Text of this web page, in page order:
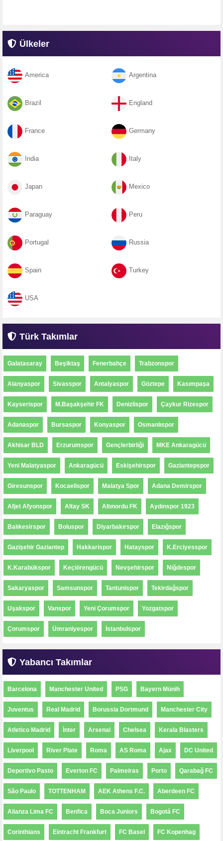
Ülkeler
America Argentina
Brazil England
France Germany
India Italy
Japan Mexico
Paraguay Peru
Portugal Russia
Spain Turkey
USA
Türk Takımlar
Galatasaray Beşiktaş Fenerbahçe Trabzonspor
Alanyaspor Sivasspor Antalyaspor Göztepe Kasımpaşa
Kayserispor M.Başakşehir FK Denizlispor Çaykur Rizespor
Adanaspor Bursaspor Konyaspor Osmanlıspor
Akhisar BLD Erzurumspor Gençlerbirliği MKE Ankaragücü
Yeni Malatyaspor Ankaragücü Eskişehirspor Gaziantepspor
Giresunspor Kocaelispor Malatya Spor Adana Demirspor
Afjet Afyonspor Altay SK Altınordu FK Aydınspor 1923
Balıkesirspor Boluspor Diyarbakırspor Elazığspor
Gazişehir Gaziantep Hakkarispor Hatayspor K.Erciyesspor
K.Karabükspor Keçiörengücü Nevşehirspor Niğdespor
Sakaryaspor Samsunspor Tantunispor Tekirdağspor
Uşakspor Vanspor Yeni Çorumspor Yozgatspor
Çorumspor Ümraniyespor İstanbulspor
Yabancı Takımlar
Barcelona Manchester United PSG Bayern Münih
Juventus Real Madrid Borussia Dortmund Manchester City
Atletico Madrid İnter Arsenal Chelsea Kerala Blasters
Liverpool River Plate Roma AS Roma Ajax DC United
Deportivo Pasto Everton FC Palmeiras Porto Qarabağ FC
São Paulo TOTTENHAM AEK Athens F.C. Aberdeen FC
Alianza Lima FC Benfica Boca Juniors Bogotá FC
Corinthians Eintracht Frankfurt FC Basel FC Kopenhag